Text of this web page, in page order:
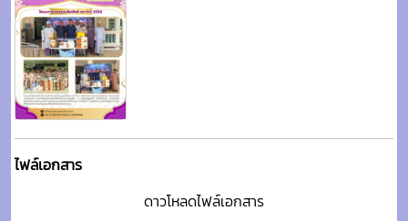
ไฟล์เอกสาร
ดาวโหลดไฟล์เอกสาร